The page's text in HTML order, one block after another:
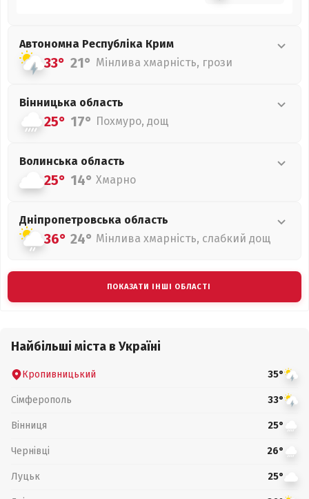
Автономна Республіка Крим
33° 21° Мінлива хмарність, грози
Вінницька область
25° 17° Похмуро, дощ
Волинська область
25° 14° Хмарно
Дніпропетровська область
36° 24° Мінлива хмарність, слабкий дощ
ПОКАЗАТИ ІНШІ ОБЛАСТІ
Найбільші міста в Україні
Кропивницький 35°
Сімферополь 33°
Вінниця 25°
Чернівці 26°
Луцьк 25°